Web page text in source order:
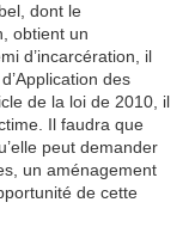
dont le
obtient un
d’incarcération, il
des
de la loi de 2010, il
Il faudra que
peut demander
un aménagement
de cette